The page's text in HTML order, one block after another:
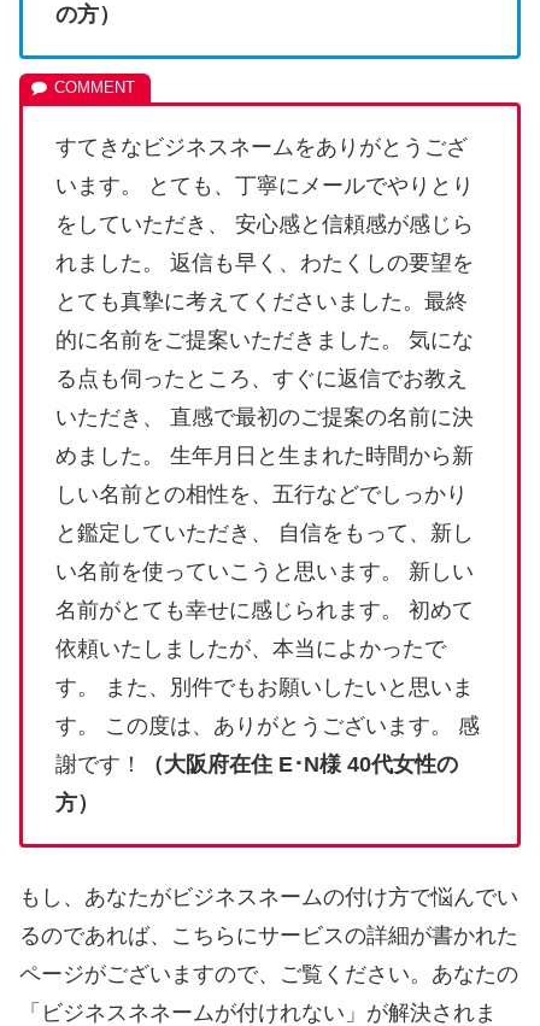
の方）
すてきなビジネスネームをありがとうござ
います。 とても、丁寧にメールでやりとり
をしていただき、 安心感と信頼感が感じら
れました。 返信も早く、わたくしの要望を
とても真摯に考えてくださいました。最終
的に名前をご提案いただきました。 気にな
る点も伺ったところ、すぐに返信でお教え
いただき、 直感で最初のご提案の名前に決
めました。 生年月日と生まれた時間から新
しい名前との相性を、五行などでしっかり
と鑑定していただき、 自信をもって、新し
い名前を使っていこうと思います。 新しい
名前がとても幸せに感じられます。 初めて
依頼いたしましたが、本当によかったで
す。 また、別件でもお願いしたいと思いま
す。 この度は、ありがとうございます。 感
謝です！
（大阪府在住 E･N様 40代女性の
方）
もし、あなたがビジネスネームの付け方で悩んでい
るのであれば、こちらにサービスの詳細が書かれた
ページがございますので、ご覧ください。あなたの
「ビジネスネネームが付けれない」が解決されま